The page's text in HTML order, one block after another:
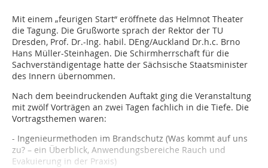
Mit einem „feurigen Start“ eröffnete das Helmnot Theater
die Tagung. Die Grußworte sprach der Rektor der TU
Dresden, Prof. Dr.-Ing. habil. DEng/Auckland Dr.h.c. Brno
Hans Müller-Steinhagen. Die Schirmherrschaft für die
Sachverständigentage hatte der Sächsische Staatsminister
des Innern übernommen.
Nach dem beeindruckenden Auftakt ging die Veranstaltung
mit zwölf Vorträgen an zwei Tagen fachlich in die Tiefe. Die
Vortragsthemen waren:
- Ingenieurmethoden im Brandschutz (Was kommt auf uns
zu? – ein Überblick, Anwendungsbereiche Rauch und
Evakuierung in der Praxis)